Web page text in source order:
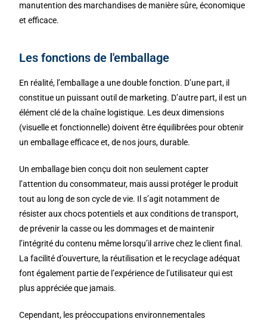
manutention des marchandises de manière sûre, économique
et efficace.
Les fonctions de l'emballage
En réalité, l’emballage a une double fonction. D’une part, il
constitue un puissant outil de marketing. D’autre part, il est un
élément clé de la chaîne logistique. Les deux dimensions
(visuelle et fonctionnelle) doivent être équilibrées pour obtenir
un emballage efficace et, de nos jours, durable.
Un emballage bien conçu doit non seulement capter
l’attention du consommateur, mais aussi protéger le produit
tout au long de son cycle de vie. Il s’agit notamment de
résister aux chocs potentiels et aux conditions de transport,
de prévenir la casse ou les dommages et de maintenir
l’intégrité du contenu même lorsqu’il arrive chez le client final.
La facilité d’ouverture, la réutilisation et le recyclage adéquat
font également partie de l’expérience de l’utilisateur qui est
plus appréciée que jamais.
Cependant, les préoccupations environnementales